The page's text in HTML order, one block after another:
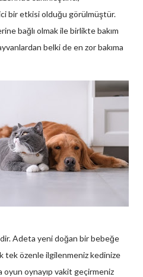
bir etkisi olduğu görülmüştür.
bağlı olmak ile birlikte bakım
belki de en zor bakıma
Adeta yeni doğan bir bebeğe
tek özenle ilgilenmeniz kedinize
oynayıp vakit geçirmeniz